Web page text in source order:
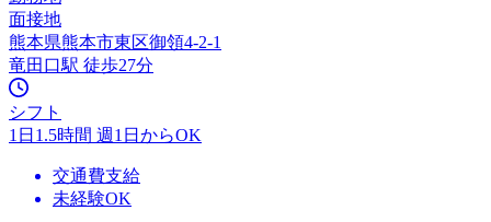
面接地
熊本県熊本市東区御領4-2-1
竜田口駅 徒歩27分
シフト
1日1.5時間 週1日からOK
交通費支給
未経験OK